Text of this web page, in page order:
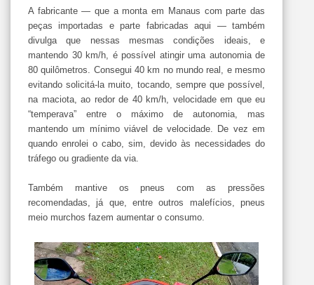
A fabricante — que a monta em Manaus com parte das
peças importadas e parte fabricadas aqui — também
divulga que nessas mesmas condições ideais, e
mantendo 30 km/h, é possível atingir uma autonomia de
80 quilômetros. Consegui 40 km no mundo real, e mesmo
evitando solicitá-la muito, tocando, sempre que possível,
na maciota, ao redor de 40 km/h, velocidade em que eu
“temperava” entre o máximo de autonomia, mas
mantendo um mínimo viável de velocidade. De vez em
quando enrolei o cabo, sim, devido às necessidades do
tráfego ou gradiente da via.
Também mantive os pneus com as pressões
recomendadas, já que, entre outros malefícios, pneus
meio murchos fazem aumentar o consumo.